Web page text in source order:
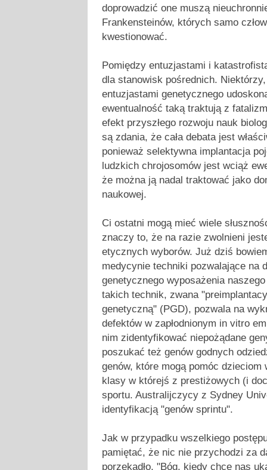
doprowadzić one muszą
Frankensteinów, których samo
kwestionować.
Pomiędzy entuzjastami i
dla stanowisk pośrednich.
entuzjastami genetycznego
ewentualność taką traktują z
efekt przyszłego rozwoju nauk
są zdania, że cała debata jest
ponieważ selektywna implantacja
ludzkich chrojosomów jest wciąż
że można ją nadal traktować jako
naukowej.
Ci ostatni mogą mieć wiele
znaczy to, że na razie zwolnieni
etycznych wyborów. Już dziś
medycynie techniki pozwalające na
genetycznego wyposażenia
takich technik, zwana
genetyczną" (PGD), pozwala na
defektów w zapłodnionym in vitro
nim zidentyfikować niepożądane
poszukać też genów godnych
genów, które mogą pomóc dzieciom
klasy w którejś z prestiżowych (i
sportu. Australijczycy z Sydney
identyfikacją "genów sprintu".
Jak w przypadku wszelkiego
pamiętać, że nic nie przychodzi za
porzekadło, "Bóg, kiedy chce nas